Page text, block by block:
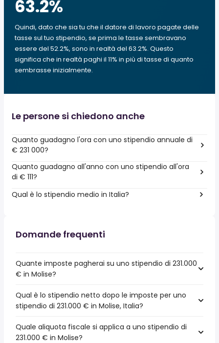
63.2%
Quindi, dato che sia tu che il datore di lavoro pagate delle
tasse sul tuo stipendio, se prima le tasse sembravano
essere del 52.2%, sono in realtà del 63.2%. Questo
significa che in realtà paghi il 11% in più di tasse di quanto
sembrasse inizialmente.
Le persone si chiedono anche
Quanto guadagno l'ora con uno stipendio annuale di
€ 231 000?
Quanto guadagno all'anno con uno stipendio all'ora
di € 111?
Qual è lo stipendio medio in Italia?
Domande frequenti
Quante imposte pagherai su uno stipendio di 231.000
€ in Molise?
Qual è lo stipendio netto dopo le imposte per uno
stipendio di 231.000 € in Molise, Italia?
Quale aliquota fiscale si applica a uno stipendio di
231.000 € in Molise?